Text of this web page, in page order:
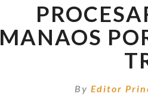
MANAOS
By Editor